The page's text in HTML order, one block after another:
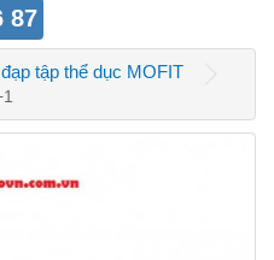
87
tập thể dục MOFIT